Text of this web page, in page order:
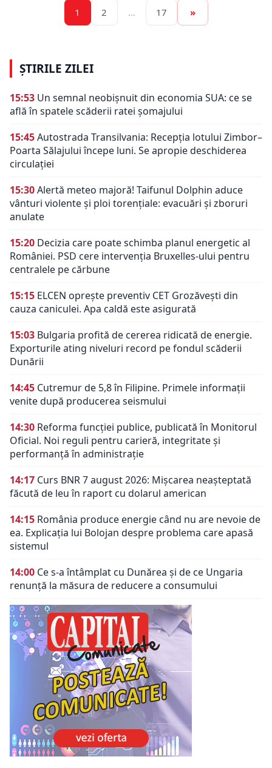
1 2 … 17 »
ȘTIRILE ZILEI
15:53 Un semnal neobișnuit din economia SUA: ce se
află în spatele scăderii ratei șomajului
15:45Autostrada Transilvania: Recepția lotului Zimbor–
Poarta Sălajului începe luni. Se apropie deschiderea
circulației
15:30Alertă meteo majoră! Taifunul Dolphin aduce
vânturi violente și ploi torențiale: evacuări și zboruri
anulate
15:20 Decizia care poate schimba planul energetic al
României. PSD cere intervenția Bruxelles-ului pentru
centralele pe cărbune
15:15 ELCEN oprește preventiv CET Grozăvești din
cauza caniculei. Apa caldă este asigurată
15:03 Bulgaria profită de cererea ridicată de energie.
Exporturile ating niveluri record pe fondul scăderii
Dunării
14:45 Cutremur de 5,8 în Filipine. Primele informații
venite după producerea seismului
14:30 Reforma funcției publice, publicată în Monitorul
Oficial. Noi reguli pentru carieră, integritate și
performanță în administrație
14:17 Curs BNR 7 august 2026: Mișcarea neașteptată
făcută de leu în raport cu dolarul american
14:15 România produce energie când nu are nevoie de
ea. Explicația lui Bolojan despre problema care apasă
sistemul
14:00 Ce s-a întâmplat cu Dunărea și de ce Ungaria
renunță la măsura de reducere a consumului